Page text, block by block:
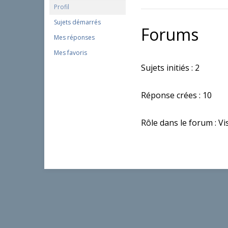
Profil
Sujets démarrés
Mes réponses
Mes favoris
Forums
Sujets initiés : 2
Réponse crées : 10
Rôle dans le forum :